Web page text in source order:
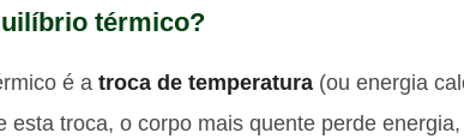
térmico?
é a troca de temperatura (ou energia
esta troca, o corpo mais quente perde